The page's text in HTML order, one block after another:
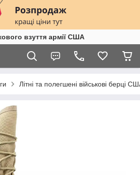
взуття армії США
Літні та полегшені військові берці